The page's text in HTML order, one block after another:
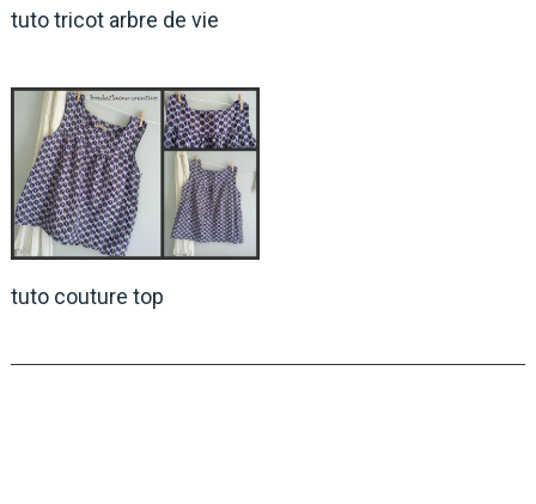
tuto tricot arbre de vie
tuto couture top